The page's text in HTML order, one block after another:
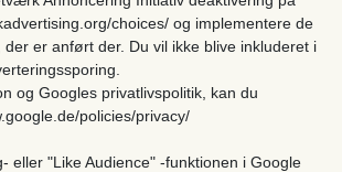
choices/ og implementere de
er anført der. Du vil ikke blive inkluderet i
og Googles privatlivspolitik, kan du
policies/privacy/
eller "Like Audience" -funktionen i Google